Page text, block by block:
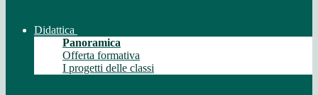
Didattica
Panoramica
Offerta formativa
I progetti delle classi